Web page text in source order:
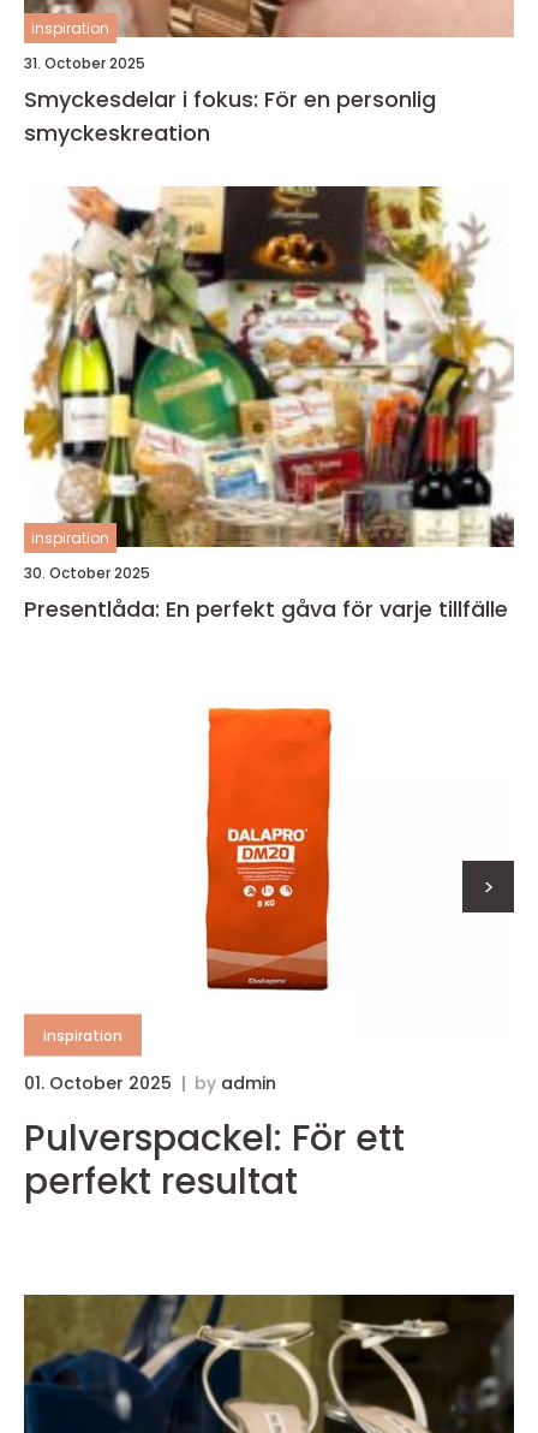
inspiration
31. October 2025
Smyckesdelar i fokus: För en personlig
smyckeskreation
inspiration
30. October 2025
Presentlåda: En perfekt gåva för varje tillfälle
inspiration
01. October 2025 by admin
Pulverspackel: För ett
perfekt resultat
>